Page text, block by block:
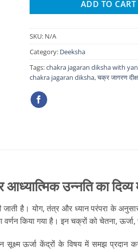
ADD TO CART
SKU: N/A
Category: Deeksha
Tags:chakra jagaran diksha with
chakra jagaran diksha,चक्र जागरण
उन्नति का दिव्य
जाती है। योग, तंत्र और ध्यान परंपरा के
वर्णन किया गया है। इन चक्रों को चेतना,
ऊर्जा केंद्रों के विषय में समझ प्रदान